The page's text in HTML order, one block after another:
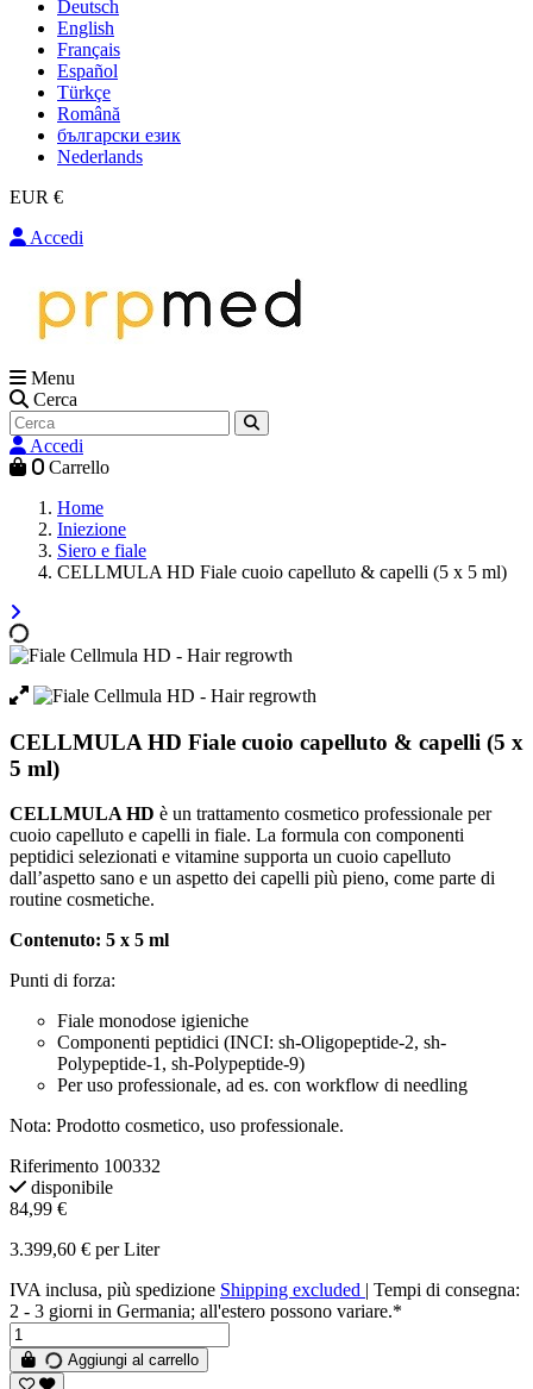
Deutsch
English
Français
Español
Türkçe
Română
български език
Nederlands
EUR €
Accedi
Menu
Cerca
Accedi
0 Carrello
Home
Iniezione
Siero e fiale
CELLMULA HD Fiale cuoio capelluto & capelli (5 x 5 ml)
CELLMULA HD Fiale cuoio capelluto & capelli (5 x
5 ml)
CELLMULA HD è un trattamento cosmetico professionale per
cuoio capelluto e capelli in fiale. La formula con componenti
peptidici selezionati e vitamine supporta un cuoio capelluto
dall’aspetto sano e un aspetto dei capelli più pieno, come parte di
routine cosmetiche.
Contenuto: 5 x 5 ml
Punti di forza:
Fiale monodose igieniche
Componenti peptidici (INCI: sh-Oligopeptide-2, sh-
Polypeptide-1, sh-Polypeptide-9)
Per uso professionale, ad es. con workflow di needling
Nota: Prodotto cosmetico, uso professionale.
Riferimento 100332
disponibile
84,99 €
3.399,60 € per Liter
IVA inclusa, più spedizione Shipping excluded | Tempi di consegna:
2 - 3 giorni in Germania; all'estero possono variare.*
Aggiungi al carrello